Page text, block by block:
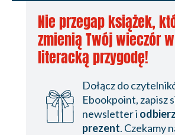
15 lipca
21 lipca
29 lipca
5 sierpnia
Karta redakcyjna
Nie przegap książek,
zmienią Twój wieczór w
literacką przygodę!
Dołącz do
Ebookpoint, zapisz
newsletter i
prezent. Czekamy